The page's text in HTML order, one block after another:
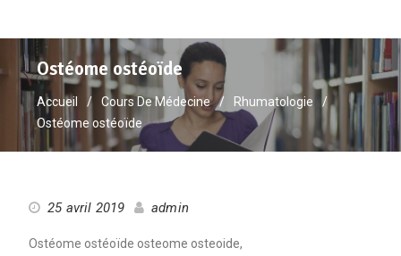
Ostéome ostéoïde
Accueil Cours De Médecine
Rhumatologie
Ostéome ostéoïde
25 avril 2019 admin
Ostéome ostéoïde osteome osteoide,